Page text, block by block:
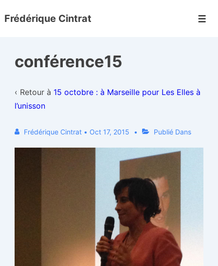
passer
principal
Frédérique Cintrat
conférence15
‹ Retour à 15 octobre : à Marseille pour Les Elles à
l’unisson
Frédérique Cintrat • Oct 17, 2015 Publié Dans